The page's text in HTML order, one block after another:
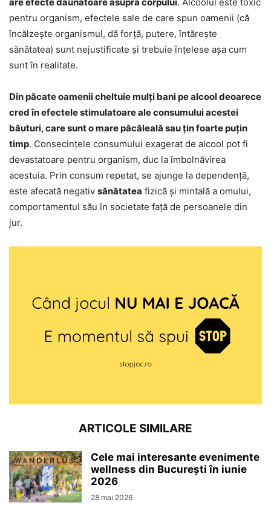
pentru organism, efectele sale de care spun oamenii (că
încălzește organismul, dă forță, putere, întărește
sănătatea) sunt nejustificate și trebuie înțelese așa cum
sunt în realitate.
Din păcate oamenii cheltuie mulți bani pe alcool deoarece
cred în efectele stimulatoare ale consumului acestei
băuturi, care sunt o mare păcăleală sau țin foarte puțin
timp. Consecințele consumului exagerat de alcool pot fi
devastatoare pentru organism, duc la îmbolnăvirea
acestuia. Prin consum repetat, se ajunge la dependență,
este afecată negativ sănătatea fizică și mintală a omului,
comportamentul său în societate față de persoanele din
jur.
ARTICOLE SIMILARE
Cele mai interesante evenimente
wellness din București în iunie
2026
28 mai 2026